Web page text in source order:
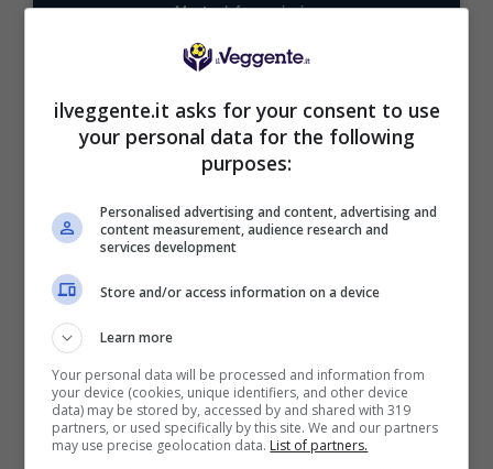
Mostra Informazioni
BONUS BENVENUTO LOTTOMATICA: 2050€
Fino a 2050€ bonus scommesse e sport
Per i nuovi utenti della piattaforma: 100% fino a 50€ in
Bonus Scommesse + 100% fino a 2000€ in Bonus
Sport
2050€
Mostra Informazioni
ilveggente.it asks for your consent to use
your personal data for the following
purposes:
Personalised advertising and content, advertising and
content measurement, audience research and
services development
Store and/or access information on a device
Learn more
Your personal data will be processed and information from
your device (cookies, unique identifiers, and other device
data) may be stored by, accessed by and shared with 319
partners, or used specifically by this site. We and our partners
may use precise geolocation data. List of partners.